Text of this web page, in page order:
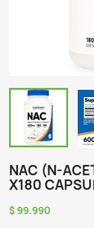
NAC (N-
X180
$ 99.990